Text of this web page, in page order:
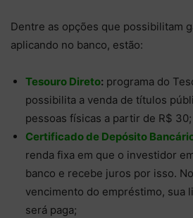
Dentre as opções que possibilitam
aplicando no banco, estão:
Tesouro Direto: programa do
possibilita a venda de títulos
pessoas físicas a partir de R$ 30;
Certificado de Depósito
renda fixa em que o investidor
banco e recebe juros por isso.
vencimento do empréstimo, sua
será paga;